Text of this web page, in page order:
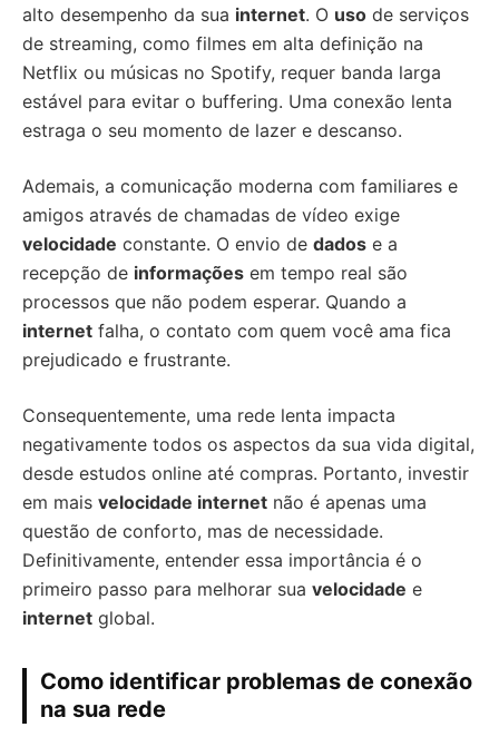
alto desempenho da sua internet. O uso de serviços
de streaming, como filmes em alta definição na
Netflix ou músicas no Spotify, requer banda larga
estável para evitar o buffering. Uma conexão lenta
estraga o seu momento de lazer e descanso.
Ademais, a comunicação moderna com familiares e
amigos através de chamadas de vídeo exige
velocidade constante. O envio de dados e a
recepção de informações em tempo real são
processos que não podem esperar. Quando a
internet falha, o contato com quem você ama fica
prejudicado e frustrante.
Consequentemente, uma rede lenta impacta
negativamente todos os aspectos da sua vida digital,
desde estudos online até compras. Portanto, investir
em mais velocidade internet não é apenas uma
questão de conforto, mas de necessidade.
Definitivamente, entender essa importância é o
primeiro passo para melhorar sua velocidade e
internet global.
Como identificar problemas de conexão
na sua rede